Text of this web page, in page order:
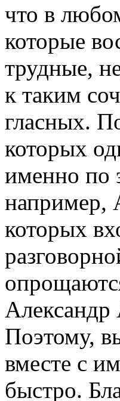
что в
которые
трудные,
к таким
гласных.
которых
именно по
например,
которых
Александр
Поэтому,
вместе с
быстро.